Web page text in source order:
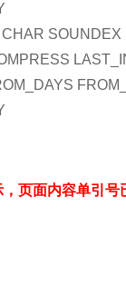
页面内容单引